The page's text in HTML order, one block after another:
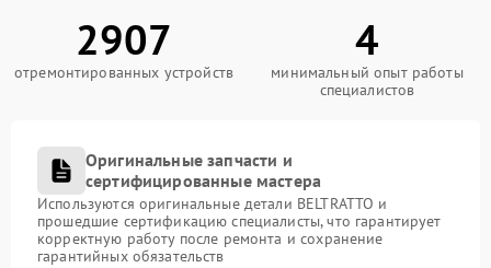
2907
отремонтированных устройств
4
минимальный опыт работы
специалистов
Оригинальные запчасти и
сертифицированные мастера
Используются оригинальные детали BELTRATTO и
прошедшие сертификацию специалисты, что гарантирует
корректную работу после ремонта и сохранение
гарантийных обязательств